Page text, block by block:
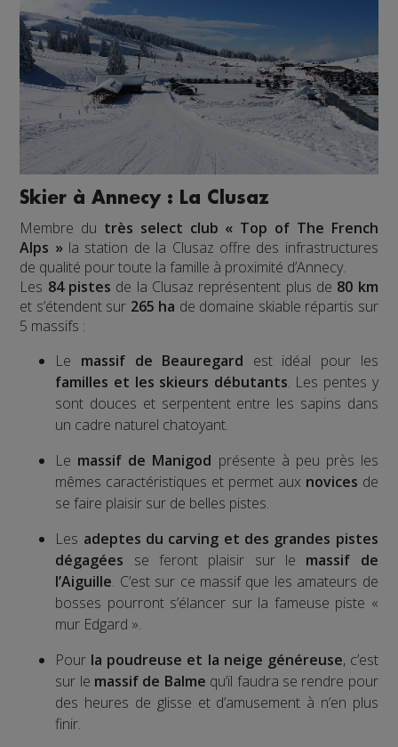
Skier à Annecy : La Clusaz
Membre du très select club « Top of The French
Alps » la station de la Clusaz offre des infrastructures
de qualité pour toute la famille à proximité d’Annecy.
Les 84 pistes de la Clusaz représentent plus de 80 km
et s’étendent sur 265 ha de domaine skiable répartis sur
5 massifs :
Le massif de Beauregard est idéal pour les
familles et les skieurs débutants. Les pentes y
sont douces et serpentent entre les sapins dans
un cadre naturel chatoyant.
Le massif de Manigod présente à peu près les
mêmes caractéristiques et permet aux novices de
se faire plaisir sur de belles pistes.
Les adeptes du carving et des grandes pistes
dégagées se feront plaisir sur le massif de
l’Aiguille. C’est sur ce massif que les amateurs de
bosses pourront s’élancer sur la fameuse piste «
mur Edgard ».
Pour la poudreuse et la neige généreuse, c’est
sur le massif de Balme qu’il faudra se rendre pour
des heures de glisse et d’amusement à n’en plus
finir.